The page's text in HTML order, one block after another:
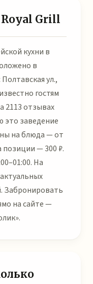
Grill
кухни в
в
ул.,
гостям
2113 отзывах
это заведение
на блюда — от
позиции — 300 ₽.
На
Забронировать
на сайте —